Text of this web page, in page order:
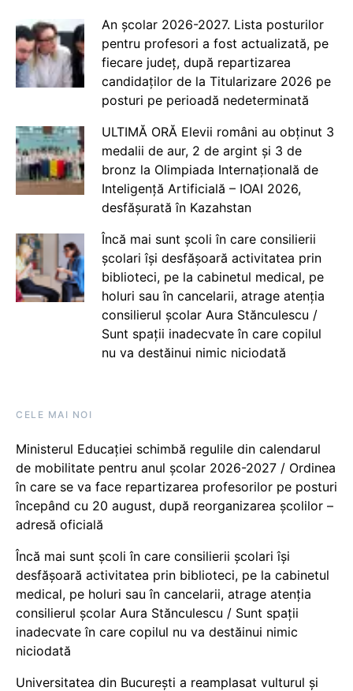
An școlar 2026-2027. Lista posturilor
pentru profesori a fost actualizată, pe
fiecare județ, după repartizarea
candidaților de la Titularizare 2026 pe
posturi pe perioadă nedeterminată
ULTIMĂ ORĂ Elevii români au obținut 3
medalii de aur, 2 de argint și 3 de
bronz la Olimpiada Internațională de
Inteligență Artificială – IOAI 2026,
desfășurată în Kazahstan
Încă mai sunt școli în care consilierii
școlari își desfășoară activitatea prin
biblioteci, pe la cabinetul medical, pe
holuri sau în cancelarii, atrage atenția
consilierul școlar Aura Stănculescu /
Sunt spații inadecvate în care copilul
nu va destăinui nimic niciodată
CELE MAI NOI
Ministerul Educației schimbă regulile din calendarul
de mobilitate pentru anul școlar 2026-2027 / Ordinea
în care se va face repartizarea profesorilor pe posturi
începând cu 20 august, după reorganizarea școlilor –
adresă oficială
Încă mai sunt școli în care consilierii școlari își
desfășoară activitatea prin biblioteci, pe la cabinetul
medical, pe holuri sau în cancelarii, atrage atenția
consilierul școlar Aura Stănculescu / Sunt spații
inadecvate în care copilul nu va destăinui nimic
niciodată
Universitatea din București a reamplasat vulturul și